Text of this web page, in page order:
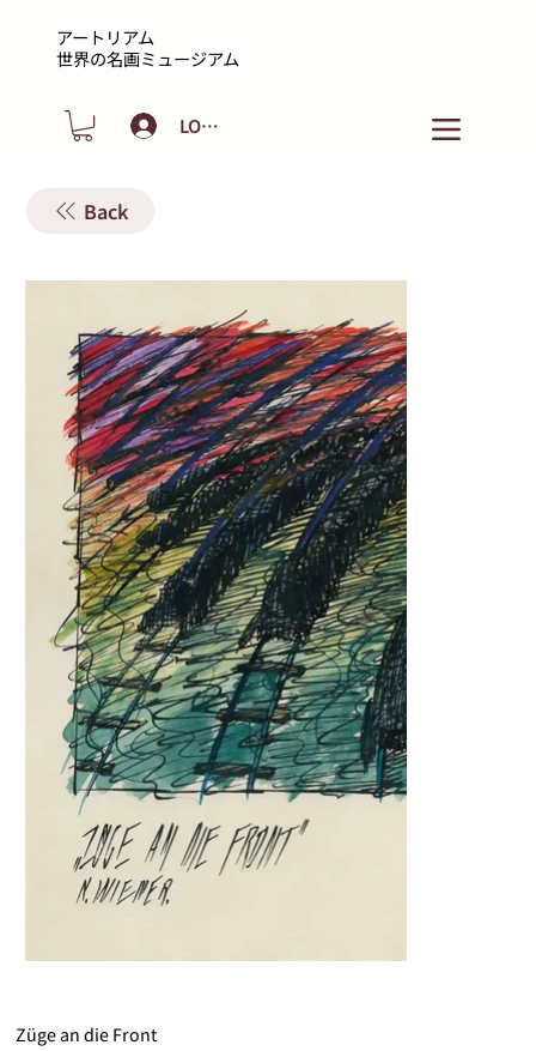
アートリアム
​世界の名画ミュージアム
LOGIN
Back
Züge an die Front